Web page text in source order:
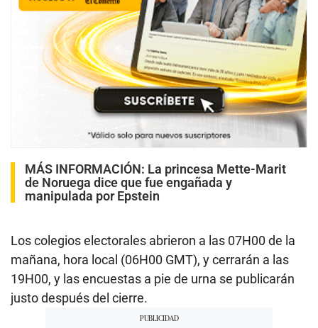
MÁS INFORMACIÓN: La princesa Mette-Marit
de Noruega dice que fue engañada y
manipulada por Epstein
Los colegios electorales abrieron a las 07H00 de la
mañana, hora local (06H00 GMT), y cerrarán a las
19H00, y las encuestas a pie de urna se publicarán
justo después del cierre.